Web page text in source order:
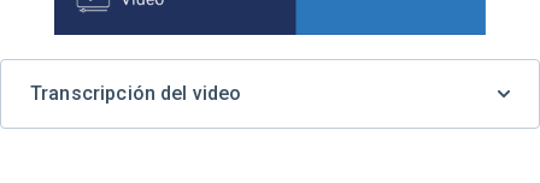
Transcripción del video